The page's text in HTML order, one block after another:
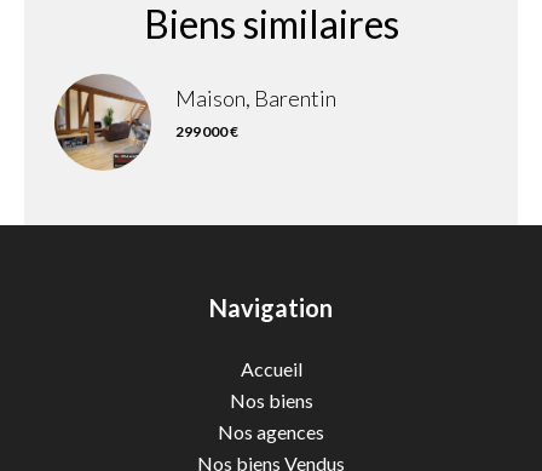
Biens similaires
Maison, Barentin
299 000 €
Navigation
Accueil
Nos biens
Nos agences
Nos biens Vendus